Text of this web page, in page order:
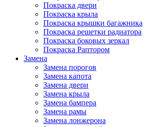
Покраска двери
Покраска крыла
Покраска крышки багажника
Покраска решетки радиатора
Покраска боковых зеркал
Покраска Раптором
Замена
Замена порогов
Замена капота
Замена двери
Замена крыла
Замена бампера
Замена рамы
Замена лонжерона